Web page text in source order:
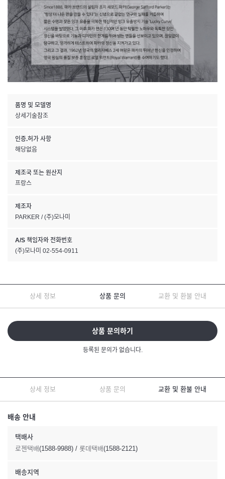
품명 및 모델명
상세기술참조
인증.허가 사항
해당없음
제조국 또는 원산지
프랑스
제조자
PARKER / (주)모나미
A/S 책임자와 전화번호
(주)모나미 02-554-0911
상세 정보 상품 문의 교환 및 환불 안내
상품 문의하기
등록된 문의가 없습니다.
상세 정보 상품 문의 교환 및 환불 안내
배송 안내
택배사
로젠택배(1588-9988) / 롯데택배(1588-2121)
배송지역